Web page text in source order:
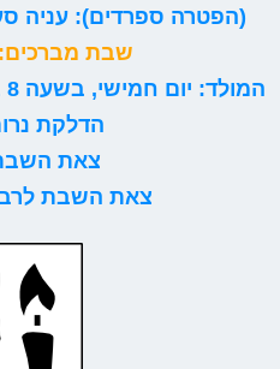
(הפטרה ספרדים): עניה
שבת
המולד: יום חמישי, בשעה 8 בבוקר, 15 דקות ו0 חלקים
הדלקת נרות:
צאת השבת:
צאת השבת לרבינו